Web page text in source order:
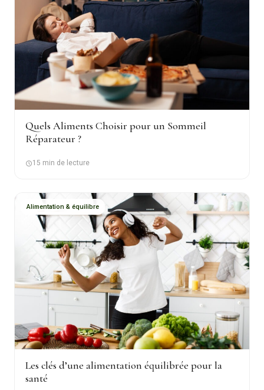
Quels Aliments Choisir pour un Sommeil
Réparateur ?
15 min de lecture
Alimentation & équilibre
Les clés d’une alimentation équilibrée pour la
santé